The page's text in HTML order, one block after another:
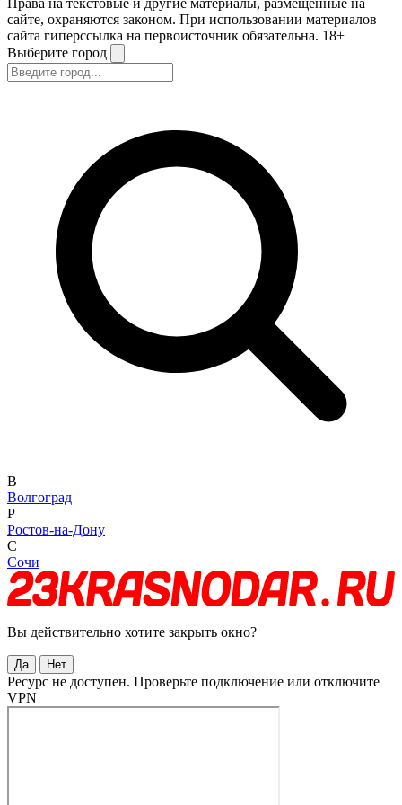
Права на текстовые и другие материалы, размещенные на
сайте, охраняются законом. При использовании материалов
сайта гиперссылка на первоисточник обязательна. 18+
Выберите город
В
Волгоград
Р
Ростов-на-Дону
С
Сочи
Вы действительно хотите закрыть окно?
Да Нет
Ресурс не доступен. Проверьте подключение или отключите
VPN